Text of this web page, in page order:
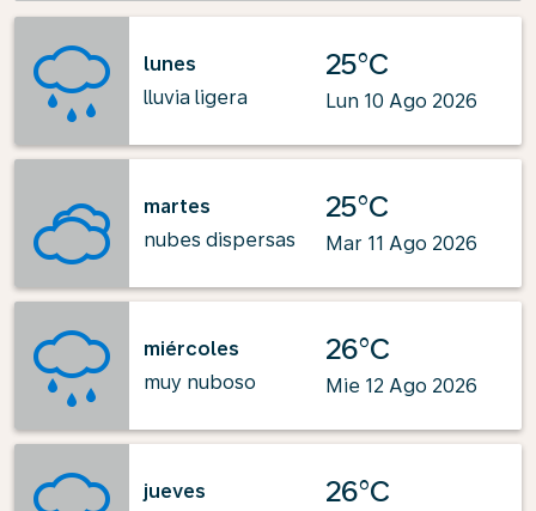
lunes
lluvia ligera
25°C
Lun 10 Ago 2026
martes
nubes dispersas
25°C
Mar 11 Ago 2026
miércoles
muy nuboso
26°C
Mie 12 Ago 2026
jueves
26°C